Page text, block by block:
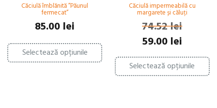
Căciulă îmblănită ”Păunul
fermecat”
85.00 lei
Selectează opțiunile
Acest
produs
are
multe
Căciulă impermeabilă cu
margarete și căluți
74.52lei
Prețul
inițial
a
fost:
74.52 lei.
59.00 leiPrețul
curent
este:
59.00 lei.
Selectează opțiunile